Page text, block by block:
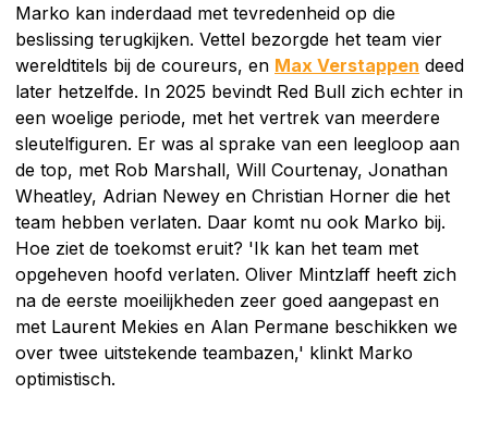
Marko kan inderdaad met tevredenheid op die
beslissing terugkijken. Vettel bezorgde het team vier
wereldtitels bij de coureurs, en Max Verstappen deed
later hetzelfde. In 2025 bevindt Red Bull zich echter in
een woelige periode, met het vertrek van meerdere
sleutelfiguren. Er was al sprake van een leegloop aan
de top, met Rob Marshall, Will Courtenay, Jonathan
Wheatley, Adrian Newey en Christian Horner die het
team hebben verlaten. Daar komt nu ook Marko bij.
Hoe ziet de toekomst eruit? 'Ik kan het team met
opgeheven hoofd verlaten. Oliver Mintzlaff heeft zich
na de eerste moeilijkheden zeer goed aangepast en
met Laurent Mekies en Alan Permane beschikken we
over twee uitstekende teambazen,' klinkt Marko
optimistisch.